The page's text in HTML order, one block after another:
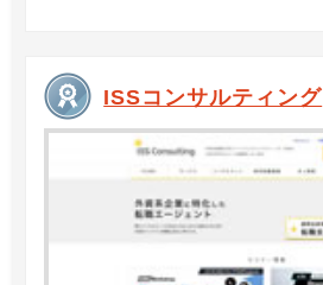
ISSコンサルティング